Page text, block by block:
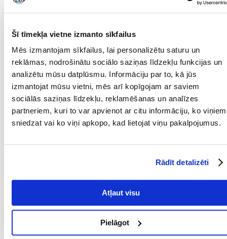
Šī tīmekļa vietne izmanto sīkfailus
Mēs izmantojam sīkfailus, lai personalizētu saturu un
reklāmas, nodrošinātu sociālo saziņas līdzekļu funkcijas un
analizētu mūsu datplūsmu. Informāciju par to, kā jūs
izmantojat mūsu vietni, mēs arī kopīgojam ar saviem
sociālās saziņas līdzekļu, reklamēšanas un analīzes
partneriem, kuri to var apvienot ar citu informāciju, ko viņiem
sniedzat vai ko viņi apkopo, kad lietojat viņu pakalpojumus.
Rādīt detalizēti
Atļaut visu
Pielāgot
Katram trušu būrim ir nepieciešams
, kas ir galvenā
būra sastāvdaļa. Šim pievilcīgajam maisiņam, kas rotāts ar burvīgu
nodrošina trušiem vieglu piekļuvi svaigam sienam un dažādo viņu vidi.
Izstrādājumam ir divi siena savākšanas caurumi un droša velcro
aizdare. Šis maisiņš ir izgatavots no 82 % otrreiz pārstrādātu materiālu,
un tas ir saņēmis veterinārārsta apstiprinājumu, kas apliecina tā
piemērotību trušiem. Jāatzīmē, ka visus NEOLIFE kolekcijas
piederumus kopīgi izstrādā un stingri testē pieredzējuši mazo zīdītāju
audzētāji.
-2 siena savākšanas caurumi -82% pārstrādāti materiāli -veterinārārsta
PRODUCENT: ZOLUX
Kādi ir produktu vērtēšanas noteikumi?
var dot tai vērtējumu. Ar zvaigznītēm norādītais vērtējums ir
vidējais no visiem vērtējumiem. Pēc atsauksmju apstrādes mēs